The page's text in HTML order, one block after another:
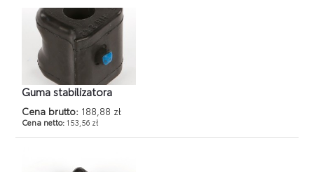
Guma stabilizatora
Cena brutto: 188,88 zł
Cena netto:153,56 zł